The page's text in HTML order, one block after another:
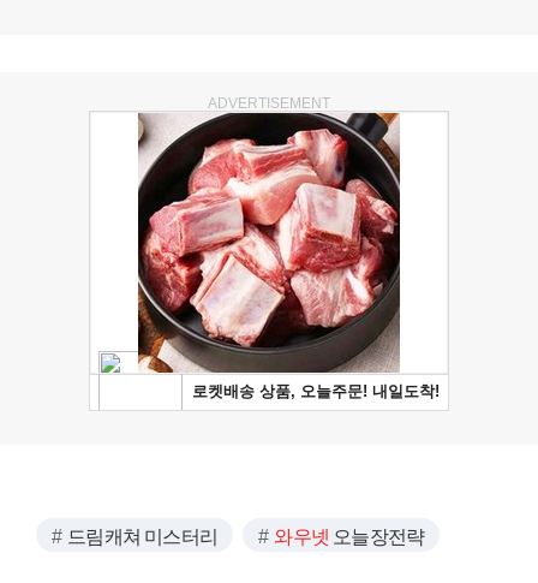
ADVERTISEMENT
드림캐쳐 미스터리 와우넷 오늘장전략